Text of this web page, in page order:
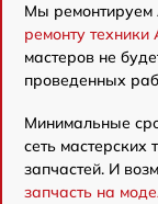
Мы ремонтируем
ремонту техники
мастеров не
проведенных
Минимальные
сеть
запчастей. И
запчасть на